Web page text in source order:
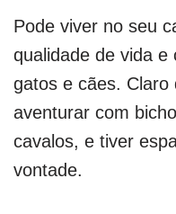
Pode viver no seu
qualidade de vida e
gatos e cães. Claro
aventurar com
cavalos, e tiver
vontade.